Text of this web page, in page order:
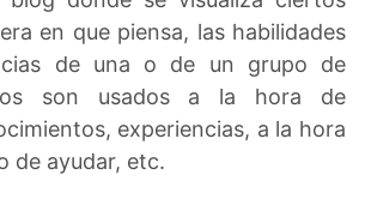
en que piensa, las habilidades
de una o de un grupo de
son usados a la hora de
experiencias, a la hora
de ayudar, etc.